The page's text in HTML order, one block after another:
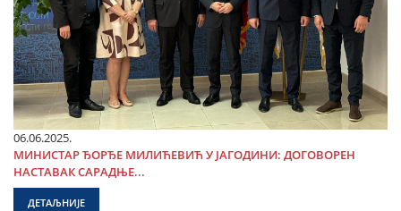
06.06.2025.
МИНИСТАР ЂОРЂЕ МИЛИЋЕВИЋ У ЈАГОДИНИ: ДОГОВОРЕН
НАСТАВАК САРАДЊЕ...
ДЕТАЉНИЈЕ